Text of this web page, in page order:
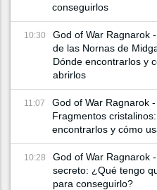
conseguirlos
10:30
God of War Ragnarok
de las Nornas de
Dónde encontrarlos y
abrirlos
11:07
God of War Ragnarok -
Fragmentos
encontrarlos y cómo
10:28
God of War Ragnarok
secreto: ¿Qué tengo
para conseguirlo?